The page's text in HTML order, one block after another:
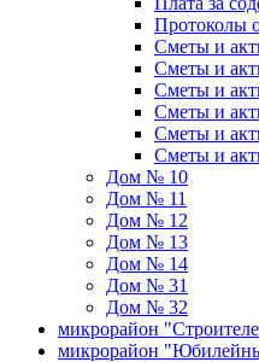
Протоколы
Сметы и
Сметы и
Сметы и
Сметы и
Сметы и
Сметы и
Дом № 10
Дом № 11
Дом № 12
Дом № 13
Дом № 14
Дом № 31
Дом № 32
микрорайон
микрорайон